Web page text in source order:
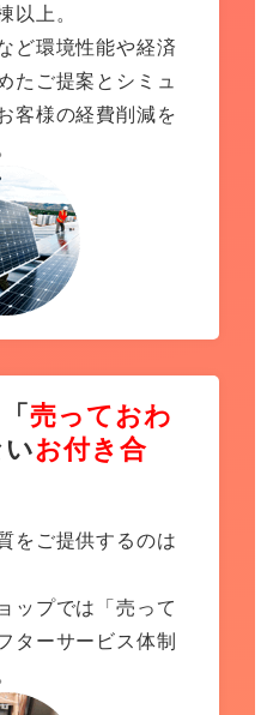
以上。
ど環境性能や経済
たご提案とシミュ
客様の経費削減を
売っておわ
いお付き合
をご提供するのは
ップでは「売って
ターサービス体制